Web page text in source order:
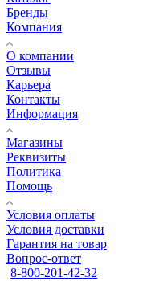
Бренды
Компания
О компании
Отзывы
Карьера
Контакты
Информация
Магазины
Реквизиты
Политика
Помощь
Условия оплаты
Условия доставки
Гарантия на товар
Вопрос-ответ
8-800-201-42-32